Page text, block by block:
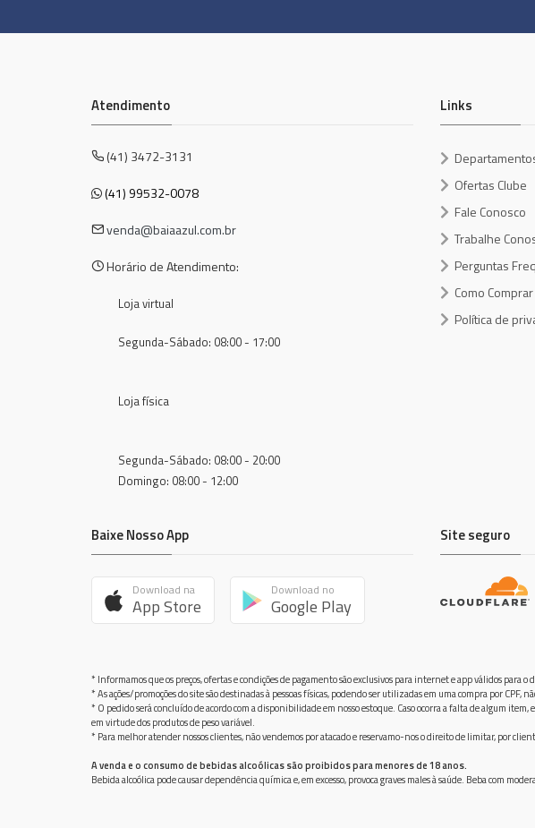
Atendimento
(41) 3472-3131
(41) 99532-0078
venda@baiaazul.com.br
Horário de Atendimento:
Loja virtual
Segunda-Sábado: 08:00 - 17:00
Loja física
Segunda-Sábado: 08:00 - 20:00
Domingo: 08:00 - 12:00
Links
Ofertas Clube
Fale Conosco
Trabalhe
Perguntas
Como Comprar
Política de
Baixe Nosso App
Download na
App Store
Download no
Google Play
Site seguro
* Informamos que os preços, ofertas e condições de pagamento são exclusivos para internet e app válidos para o
* As ações/promoções do site são destinadas à pessoas físicas, podendo ser utilizadas em uma compra por CPF,
* O pedido será concluído de acordo com a disponibilidade em nosso estoque. Caso ocorra a falta de algum
em virtude dos produtos de peso variável.
* Para melhor atender nossos clientes, não vendemos por atacado e reservamo-nos o direito de limitar, por
A venda e o consumo de bebidas alcoólicas são proibidos para menores de 18 anos.
Bebida alcoólica pode causar dependência química e, em excesso, provoca graves males à saúde. Beba com